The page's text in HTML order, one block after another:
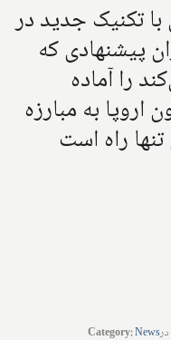
تکنیک جدید در
پیشنهادی که
را آماده
اروپا به مبارزه
راه است
Category:News